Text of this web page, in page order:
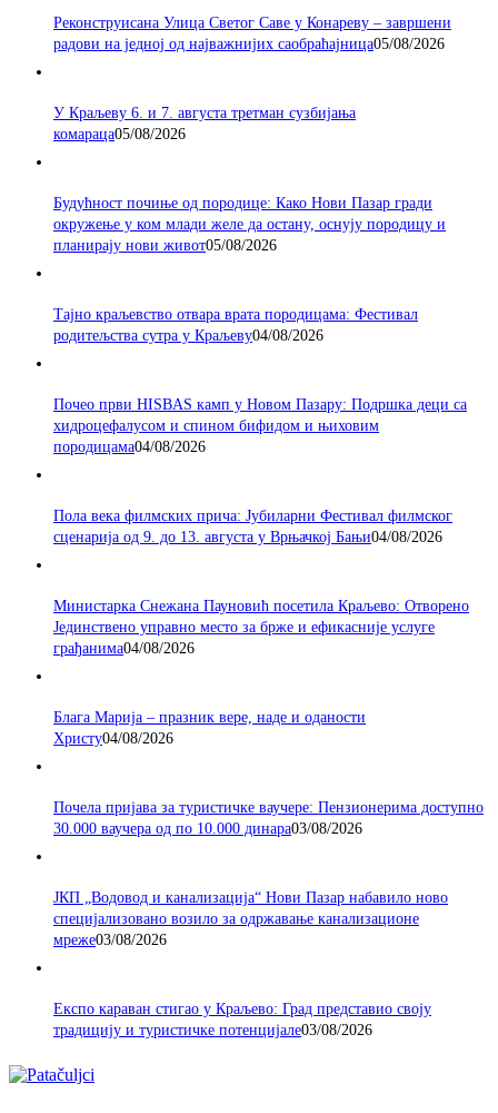
Реконструисана Улица Светог Саве у Конареву – завршени
радови на једној од најважнијих саобраћајница05/08/2026
У Краљеву 6. и 7. августа третман сузбијања
комараца05/08/2026
Будућност почиње од породице: Како Нови Пазар гради
окружење у ком млади желе да остану, оснују породицу и
планирају нови живот05/08/2026
Тајно краљевство отвара врата породицама: Фестивал
родитељства сутра у Краљеву04/08/2026
Почео први HISBAS камп у Новом Пазару: Подршка деци са
хидроцефалусом и спином бифидом и њиховим
породицама04/08/2026
Пола века филмских прича: Јубиларни Фестивал филмског
сценарија од 9. до 13. августа у Врњачкој Бањи04/08/2026
Министарка Снежана Пауновић посетила Краљево: Отворено
Јединствено управно место за брже и ефикасније услуге
грађанима04/08/2026
Блага Марија – празник вере, наде и оданости
Христу04/08/2026
Почела пријава за туристичке ваучере: Пензионерима доступно
30.000 ваучера од по 10.000 динара03/08/2026
ЈКП „Водовод и канализација“ Нови Пазар набавило ново
специјализовано возило за одржавање канализационе
мреже03/08/2026
Експо караван стигао у Краљево: Град представио своју
традицију и туристичке потенцијале03/08/2026